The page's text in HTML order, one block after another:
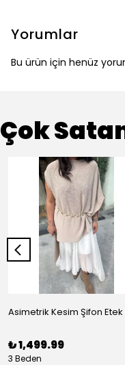
Yorumlar
Bu ürün için henüz
Çok
₺ 1,499.99
3 Beden